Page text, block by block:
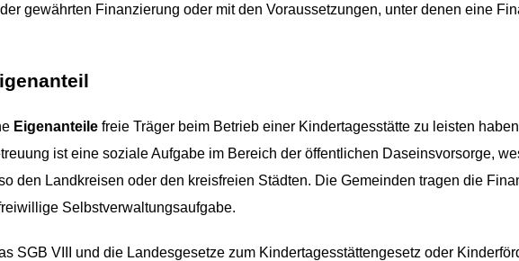
gewährten Finanzierung oder mit den Voraussetzungen, unter denen eine
Eigenanteile freie Träger beim Betrieb einer Kindertagesstätte zu leisten
ist eine soziale Aufgabe im Bereich der öffentlichen Daseinsvorsorge,
den Landkreisen oder den kreisfreien Städten. Die Gemeinden tragen die
Selbstverwaltungsaufgabe.
SGB VIII und die Landesgesetze zum Kindertagesstättengesetz oder